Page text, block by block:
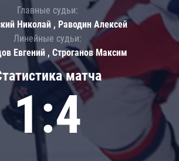
матча
1:4
Главные судьи:
Николай , Раводин Алексей
Линейные судьи:
Евгений , Строганов Максим